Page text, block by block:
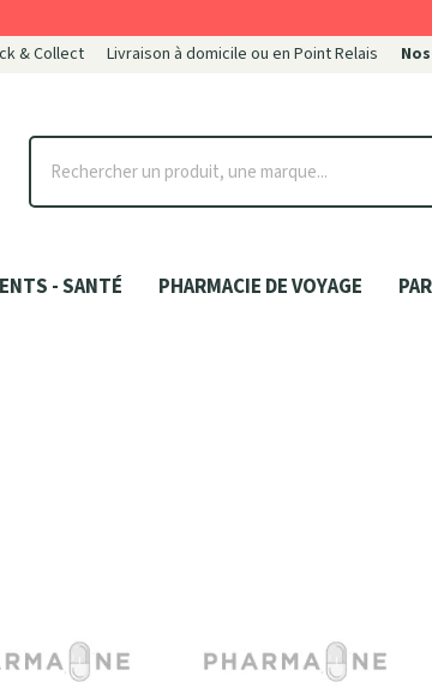
& Collect Livraison à domicile ou en Point Relais
- SANTÉ PHARMACIE DE VOYAGE